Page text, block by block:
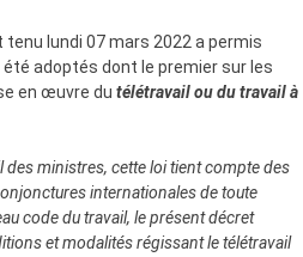
tenu lundi 07 mars 2022 a permis
été adoptés dont le premier sur les
en œuvre du télétravail ou du travail à
ministres, cette loi tient compte des
internationales de toute
code du travail, le présent décret
et modalités régissant le télétravail